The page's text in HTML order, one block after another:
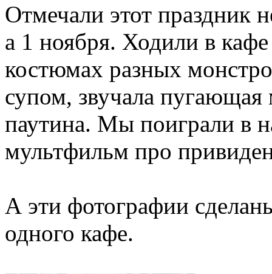
Отмечали этот праздник
а 1 ноября. Ходили в
костюмах разных
супом, звучала пугающая
паутина. Мы поиграли в
мультфильм про
А эти фотографии
одного кафе.